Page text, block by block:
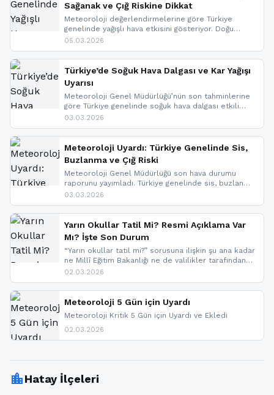
Sağanak ve Çığ Riskine Dikkat
Meteoroloji değerlendirmelerine göre Türkiye
genelinde yağışlı hava etkisini gösteriyor. Doğu
bölgelerinde kar yağışı beklenirken Marmara ve
ise çığ tehlikesi bulunuyor. İç kesimlerde sis ve pus
nedeniyle görüş mesafesinde azalma
yaşanabileceği belirtiliyor.
05.03.2026
Türkiye’de Soğuk Hava Dalgası ve Kar Yağışı
Uyarısı
Meteoroloji Genel Müdürlüğü’nün son tahminlerine
göre Türkiye genelinde soğuk hava dalgası etkili
oluyor. Birçok il için kar yağışı ve buzlanma uyarısı
03.03.2026
Meteoroloji Uyardı: Türkiye Genelinde Sis,
Buzlanma ve Çığ Riski
Meteoroloji Genel Müdürlüğü son hava durumu
raporunu yayımladı. Türkiye genelinde sis, buzlanma
ve don beklenirken Doğu Anadolu ve Doğu
yapıldı. İşte son dakika meteoroloji gelişmeleri.
03.03.2026
Yarın Okullar Tatil Mi? Resmi Açıklama Var
Mı? İşte Son Durum
“Yarın okullar tatil mi?” sorusuna ilişkin şu ana kadar
ne Millî Eğitim Bakanlığı ne de valilikler tarafından
yapılmış resmi bir tatil açıklaması bulunmamaktadır.
paylaşacağız. En hızlı şekilde haberdar olmak için
sitemizi takip edebilir ve bildirimleri açabilirsiniz.
02.03.2026
Meteoroloji 5 Gün için Uyardı
Meteoroloji Kritik 5 Gün için Uyardı ve Ekledi
02.03.2026
location_cityHatay İlçeleri